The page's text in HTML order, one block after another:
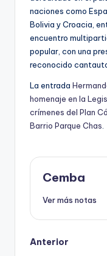
naciones como
Bolivia y Croacia,
encuentro
popular, con una
reconocido
La entrada
homenaje en la
crímenes del Plan
Barrio Parque Chas
Cemba
Ver más notas
Post
Anterior